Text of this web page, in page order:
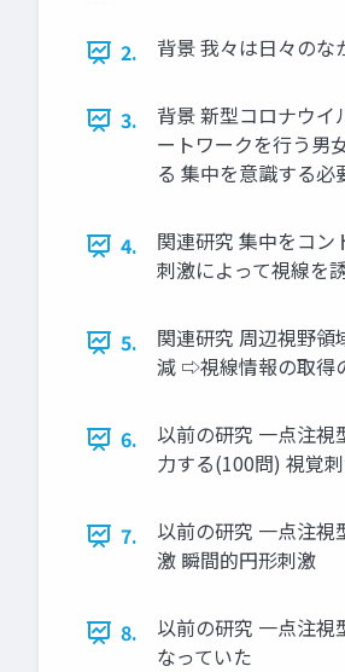
2. 背景 我々は日々の
3.
背景 新型コロナウ
ートワークを行う男
る 集中を意識する必
4.
関連研究 集中をコ
刺激によって視線を
5.
関連研究 周辺視野
減 ⇨視線情報の取得
6.
以前の研究 一点注
力する(100問) 視覚
7.
以前の研究 一点注
激 瞬間的円形刺激
8.
以前の研究 一点注
なっていた